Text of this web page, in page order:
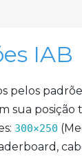
IAB
pelos
sua posição
300×250